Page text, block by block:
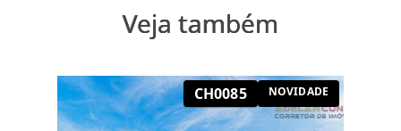
Veja também
CH0085 NOVIDADE